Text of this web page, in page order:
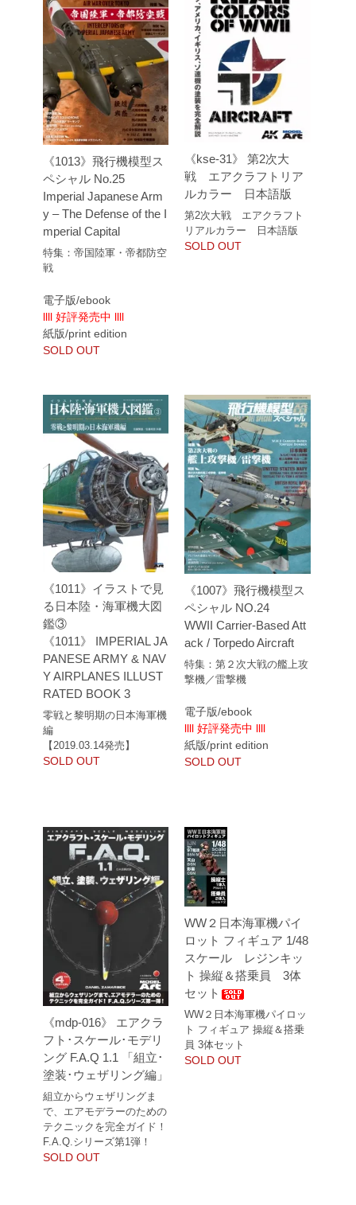
《1013》飛行機模型ス
ペシャル No.25
Imperial Japanese Arm
y – The Defense of the I
mperial Capital
特集：帝国陸軍・帝都防空
戦
電子版/ebook
llll 好評発売中 llll
紙版/print edition
SOLD OUT
《kse-31》 第2次大
戦 エアクラフトリア
ルカラー 日本語版
第2次大戦 エアクラフト
リアルカラー 日本語版
SOLD OUT
《1011》イラストで見
る日本陸・海軍機大図
鑑③
《1011》 IMPERIAL JA
PANESE ARMY & NAV
Y AIRPLANES ILLUST
RATED BOOK 3
零戦と黎明期の日本海軍機
編
【2019.03.14発売】
SOLD OUT
《1007》飛行機模型ス
ペシャル NO.24
WWII Carrier-Based Att
ack / Torpedo Aircraft
特集：第２次大戦の艦上攻
撃機／雷撃機
電子版/ebook
llll 好評発売中 llll
紙版/print edition
SOLD OUT
《mdp-016》 エアクラ
フト･スケール･モデリ
ング F.A.Q 1.1 「組立･
塗装･ウェザリング編」
組立からウェザリングま
で、エアモデラーのための
テクニックを完全ガイド！
F.A.Q.シリーズ第1弾！
SOLD OUT
WW２日本海軍機パイ
ロット フィギュア 1/48
スケール レジンキッ
ト 操縦＆搭乗員 3体
セット
WW２日本海軍機パイロッ
ト フィギュア 操縦＆搭乗
員 3体セット
SOLD OUT